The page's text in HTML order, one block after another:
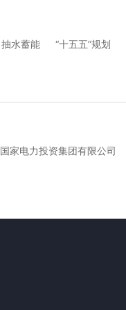
抽水蓄能 “十五五”规划
国家电力投资集团有限公司